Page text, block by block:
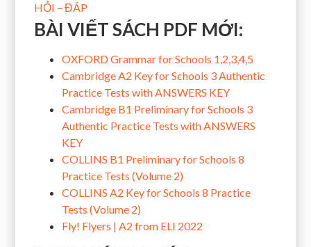
HỎI – ĐÁP
BÀI VIẾT SÁCH PDF MỚI:
OXFORD Grammar for Schools 1,2,3,4,5
Cambridge A2 Key for Schools 3 Authentic
Practice Tests with ANSWERS KEY
Cambridge B1 Preliminary for Schools 3
Authentic Practice Tests with ANSWERS
KEY
COLLINS B1 Preliminary for Schools 8
Practice Tests (Volume 2)
COLLINS A2 Key for Schools 8 Practice
Tests (Volume 2)
Fly! Flyers | A2 from ELI 2022